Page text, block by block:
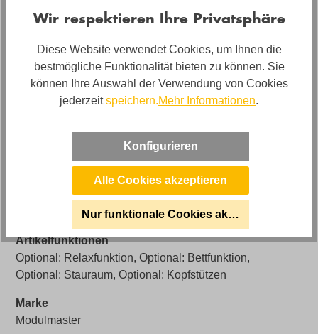
Bezug
Stoff in Stoffgruppe B
Artikel Bezeichnung
Kaltschaum
Artikelabmessungen
Breite: ca. 269cm, Tiefe: 287cm, Höhe: ca. 91cm
Artikelfunktionen
Optional: Relaxfunktion, Optional: Bettfunktion,
Optional: Stauraum, Optional: Kopfstützen
Marke
Modulmaster
Wir respektieren Ihre Privatsphäre
Diese Website verwendet Cookies, um Ihnen die
bestmögliche Funktionalität bieten zu können. Sie
können Ihre Auswahl der Verwendung von Cookies
jederzeitspeichern.Mehr Informationen.
Konfigurieren
Alle Cookies akzeptieren
Nur funktionale Cookies akzeptieren